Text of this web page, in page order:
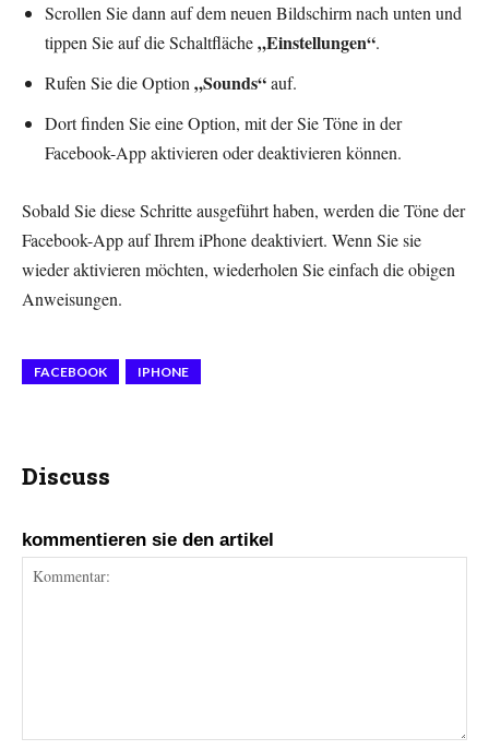
Scrollen Sie dann auf dem neuen Bildschirm nach unten und
tippen Sie auf die Schaltfläche„Einstellungen“.
Rufen Sie die Option„Sounds“auf.
Dort finden Sie eine Option, mit der Sie Töne in der
Facebook-App aktivieren oder deaktivieren können.
Sobald Sie diese Schritte ausgeführt haben, werden die Töne der
Facebook-App auf Ihrem iPhone deaktiviert. Wenn Sie sie
wieder aktivieren möchten, wiederholen Sie einfach die obigen
Anweisungen.
FACEBOOK IPHONE
Discuss
kommentieren sie den artikel